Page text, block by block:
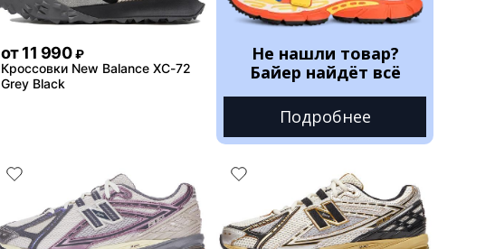
от11 990 ₽
Кроссовки New Balance XC-72
Grey Black
Не нашли товар?
Байер найдёт всё
Подробнее